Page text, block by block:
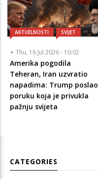
AKTUELNOSTI SVIJET
Thu, 16 Jul 2026 - 10:02
Amerika pogodila
Teheran, Iran uzvratio
napadima: Trump poslao
poruku koja je privukla
pažnju svijeta
CATEGORIES